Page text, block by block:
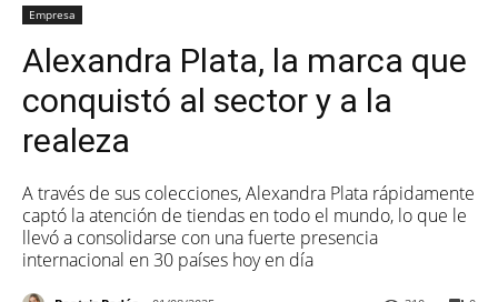
Empresa
Alexandra Plata, la marca que
conquistó al sector y a la
realeza
A través de sus colecciones, Alexandra Plata rápidamente
captó la atención de tiendas en todo el mundo, lo que le
llevó a consolidarse con una fuerte presencia
internacional en 30 países hoy en día